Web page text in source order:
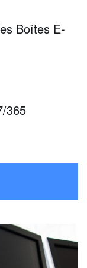
Boîtes E-
365